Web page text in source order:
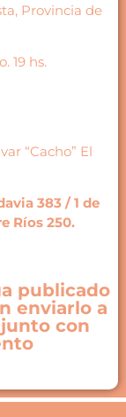
Provincia de
19 hs.
“Cacho” El
383 / 1 de
Ríos 250.
publicado
enviarlo a
con